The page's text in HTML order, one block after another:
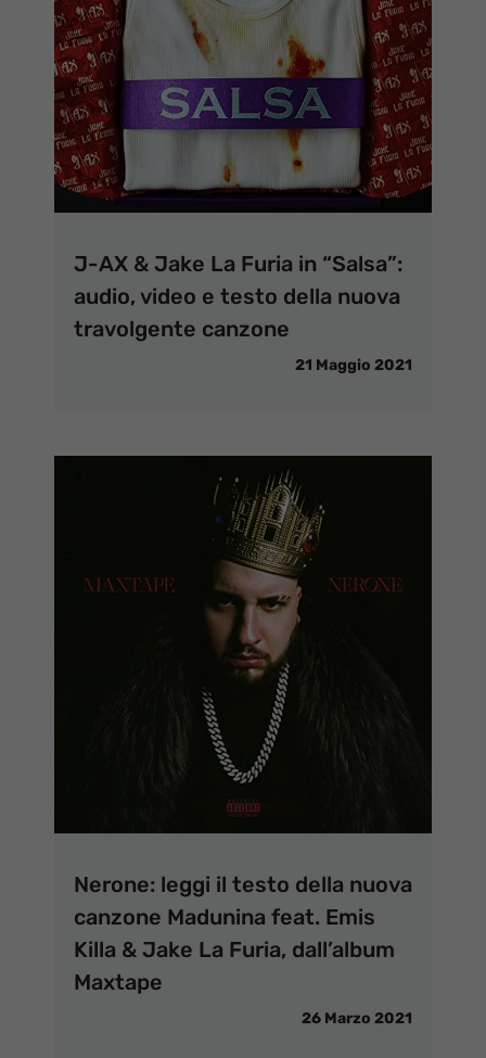
J-AX & Jake La Furia in “Salsa”:
audio, video e testo della nuova
travolgente canzone
21 Maggio 2021
Nerone: leggi il testo della nuova
canzone Madunina feat. Emis
Killa & Jake La Furia, dall’album
Maxtape
26 Marzo 2021